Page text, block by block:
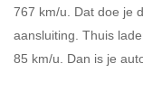
767 km/u. Dat doe je
aansluiting. Thuis
85 km/u. Dan is je